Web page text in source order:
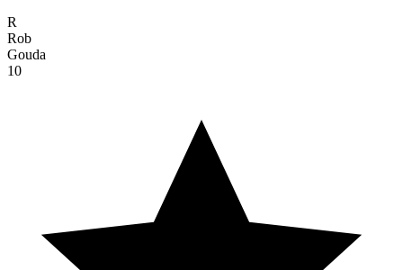
R
Rob
Gouda
10